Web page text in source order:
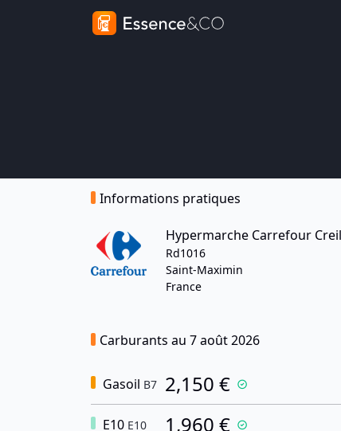
Informations pratiques
Hypermarche Carrefour
Rd1016
Saint-Maximin
France
Carburants au 7 août 2026
Gasoil B7 2,150 €
E10 E10 1,960 €